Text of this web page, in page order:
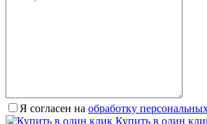
Я согласен на обработку
Купить в один